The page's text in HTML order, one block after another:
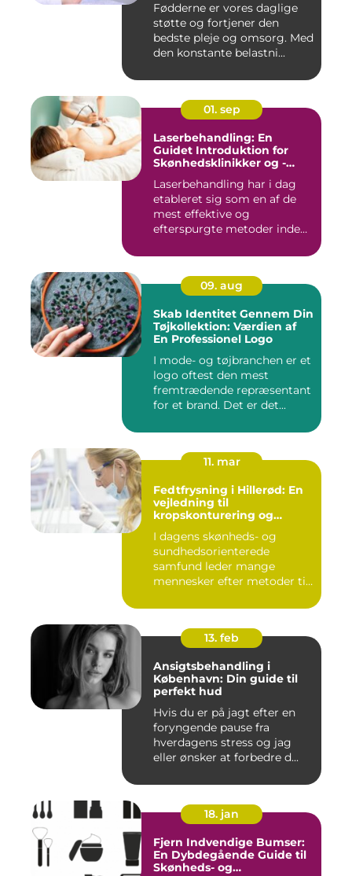
Fødderne er vores daglige
støtte og fortjener den
bedste pleje og omsorg. Med
den konstante belastni...
01. sep
Laserbehandling: En
Guidet Introduktion for
Skønhedsklinikker og -
Laserbehandling har i dag
etableret sig som en af de
mest effektive og
efterspurgte metoder inden
09. aug
Skab Identitet Gennem Din
Tøjkollektion: Værdien af
En Professionel Logo
I mode- og tøjbranchen er et
logo oftest den mest
fremtrædende repræsentant
for et brand. Det er det...
11. mar
Fedtfrysning i Hillerød: En
vejledning til
kropskonturering og
I dagens skønheds- og
sundhedsorienterede
samfund leder mange
mennesker efter metoder til
13. feb
Ansigtsbehandling i
København: Din guide til
perfekt hud
Hvis du er på jagt efter en
foryngende pause fra
hverdagens stress og jag
eller ønsker at forbedre d...
18. jan
Fjern Indvendige Bumser:
En Dybdegående Guide til
Skønheds- og